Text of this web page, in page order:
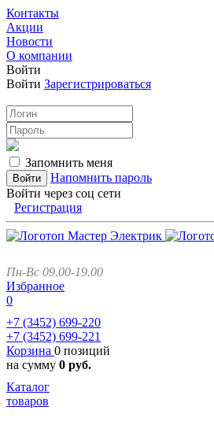
Контакты
Акции
Новости
О компании
Войти
Войти Зарегистрироваться
Запомнить меня
Напомнить пароль
Войти через соц сети
Регистрация
Пн-Вс 09.00-19.00
Избранное
0
+7 (3452) 699-220
+7 (3452) 699-221
Корзина 0 позиций
на сумму 0 руб.
Каталог
товаров